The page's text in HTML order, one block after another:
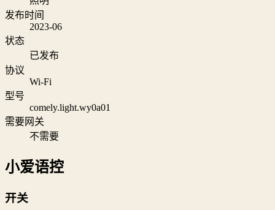
发布时间
2023-06
状态
已发布
协议
Wi‑Fi
型号
comely.light.wy0a01
需要网关
不需要
小爱语控
开关